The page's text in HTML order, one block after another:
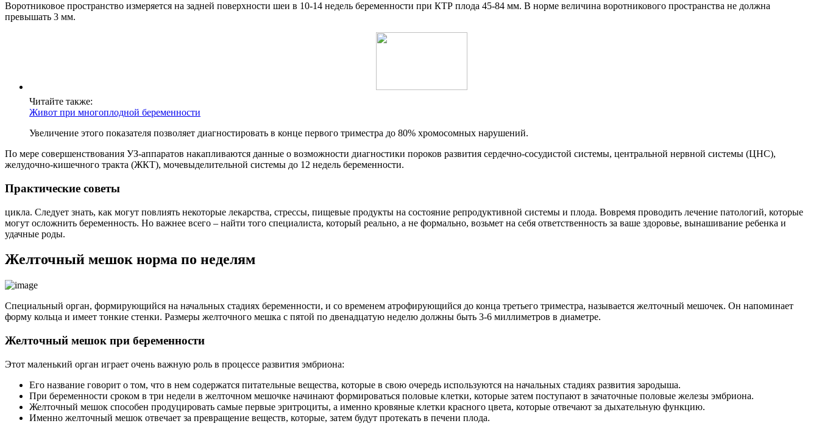
Воротниковое пространство измеряется на задней поверхности шеи в 10-14 недель беременности при КТР плода 45-84 мм. В норме величина воротникового пространства не должна
превышать 3 мм.
Читайте также:
Живот при многоплодной беременности
Увеличение этого показателя позволяет диагностировать в конце первого триместра до 80% хромосомных нарушений.
По мере совершенствования УЗ-аппаратов накапливаются данные о возможности диагностики пороков развития сердечно-сосудистой системы, центральной нервной системы (ЦНС),
желудочно-кишечного тракта (ЖКТ), мочевыделительной системы до 12 недель беременности.
Практические советы
цикла. Следует знать, как могут повлиять некоторые лекарства, стрессы, пищевые продукты на состояние репродуктивной системы и плода. Вовремя проводить лечение патологий, которые
могут осложнить беременность. Но важнее всего – найти того специалиста, который реально, а не формально, возьмет на себя ответственность за ваше здоровье, вынашивание ребенка и
удачные роды.
Желточный мешок норма по неделям
Специальный орган, формирующийся на начальных стадиях беременности, и со временем атрофирующийся до конца третьего триместра, называется желточный мешочек. Он напоминает
форму кольца и имеет тонкие стенки. Размеры желточного мешка с пятой по двенадцатую неделю должны быть 3-6 миллиметров в диаметре.
Желточный мешок при беременности
Этот маленький орган играет очень важную роль в процессе развития эмбриона:
Его название говорит о том, что в нем содержатся питательные вещества, которые в свою очередь используются на начальных стадиях развития зародыша.
При беременности сроком в три недели в желточном мешочке начинают формироваться половые клетки, которые затем поступают в зачаточные половые железы эмбриона.
Желточный мешок способен продуцировать самые первые эритроциты, а именно кровяные клетки красного цвета, которые отвечают за дыхательную функцию.
Именно желточный мешок отвечает за превращение веществ, которые, затем будут протекать в печени плода.